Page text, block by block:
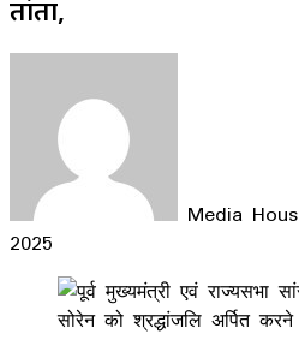
तांता,
Media
2025
Facebook
LinkedIn
WhatsApp
Telegram